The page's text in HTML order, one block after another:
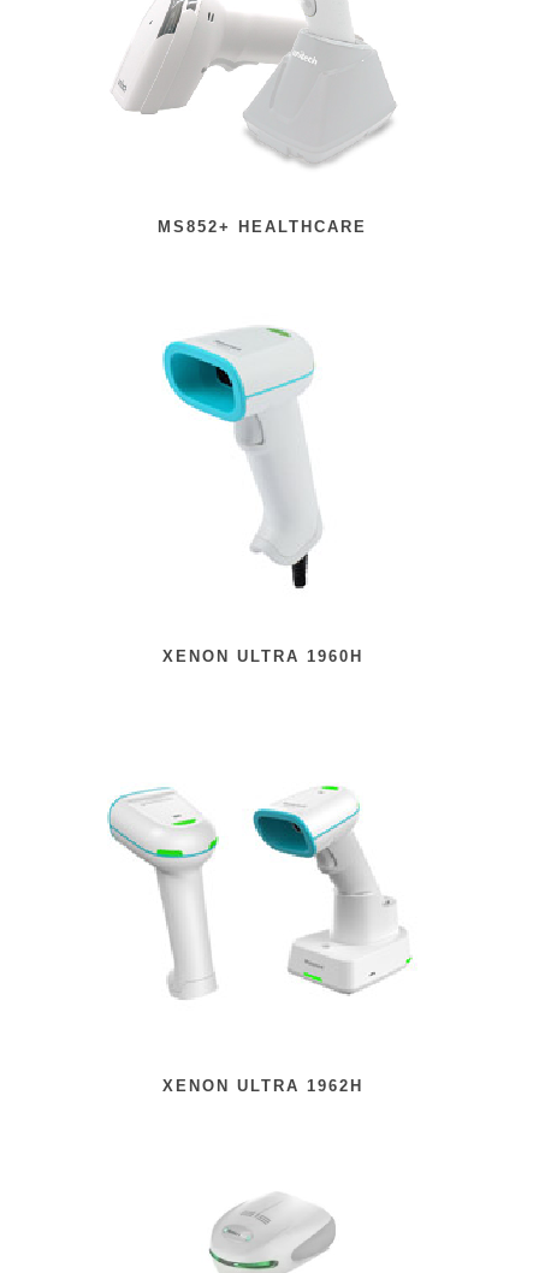
MS852+ HEALTHCARE
XENON ULTRA 1960H
XENON ULTRA 1962H